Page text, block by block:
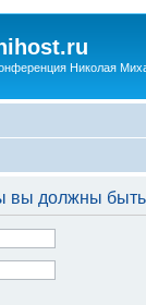
Николая
вы должны